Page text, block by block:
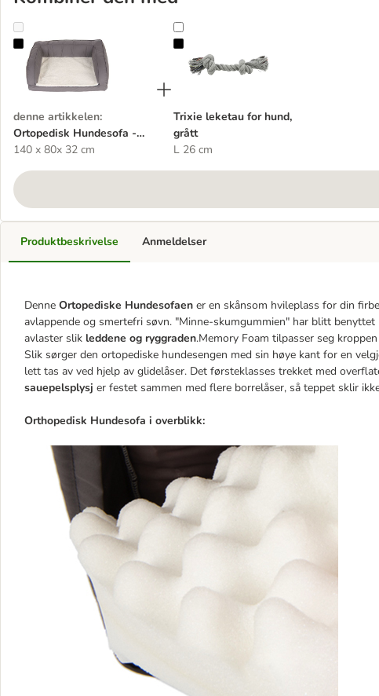
Ortopedisk Hundesofa - Grå
denne artikkelen:
Ortopedisk Hundesofa -
Grå
140 x 80x 32 cm
Trixie leketau for hund, grått
Trixie leketau for hund,
grått
L 26 cm
Produktbeskrivelse
Denne Ortopediske Hundesofaen er en skånsom hvileplass for din
avlappende og smertefri søvn. "Minne-skumgummien" har blitt
avlaster slik leddene og ryggraden.Memory Foam tilpasser seg
Slik sørger den ortopediske hundesengen med sin høye kant for en
lett tas av ved hjelp av glidelåser. Det førsteklasses trekket med
sauepelsplysj er festet sammen med flere borrelåser, så teppet sklir
Orthopedisk Hundesofa i overblikk:
Anmeldelser